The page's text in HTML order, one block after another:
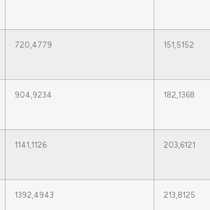
720,4779 151,5152
904,9234 182,1368
1141,1126 203,6121
1392,4943 213,8125